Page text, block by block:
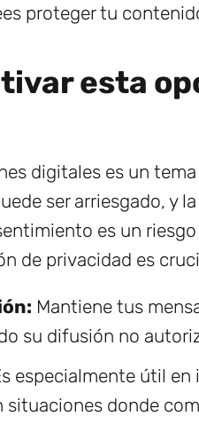
proteger tu
esta
digitales es un
ser arriesgado, y
es un
de privacidad es
Mantiene tus
su difusión no
especialmente útil
situaciones donde